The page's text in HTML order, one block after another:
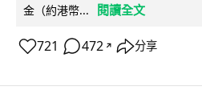
金（約港幣...
閱讀全文
721 472 ↗ 分享